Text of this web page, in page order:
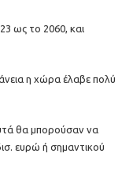
ως το 2060, και
η χώρα έλαβε πολύ
θα μπορούσαν να
ευρώ ή σημαντικού